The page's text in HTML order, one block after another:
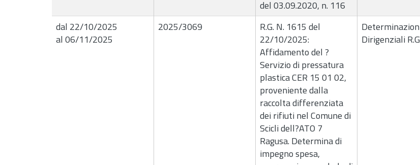
del 03.09.2020, n. 116
dal 22/10/2025
al 06/11/2025
2025/3069
R.G. N. 1615 del
22/10/2025:
Affidamento del ?
Servizio di pressatura
plastica CER 15 01 02,
proveniente dalla
raccolta differenziata
dei rifiuti nel Comune di
Scicli dell?ATO 7
Ragusa. Determina di
impegno spesa,
Dirigenziali